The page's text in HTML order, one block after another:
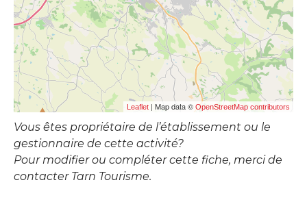
Leaflet | Map data © OpenStreetMap contributors
Vous êtes propriétaire de l’établissement ou le
gestionnaire de cette activité?
Pour modifier ou compléter cette fiche, merci de
contacter Tarn Tourisme.